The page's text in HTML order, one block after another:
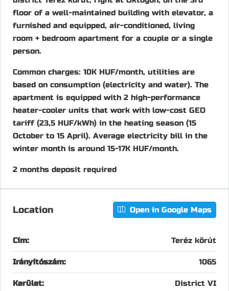
floor of a well-maintained building with elevator, a
furnished and equipped, air-conditioned, living
room + bedroom apartment for a couple or a single
person.
Common charges: 10K HUF/month, utilities are
based on consumption (electricity and water). The
apartment is equipped with 2 high-performance
heater-cooler units that work with low-cost GEO
tariff (23,5 HUF/kWh) in the heating season (15
October to 15 April). Average electricity bill in the
winter month is around 15-17K HUF/month.
2 months deposit required
Location Open in Google Maps
Cím: Teréz körút
Irányítószám: 1065
Kerület: District VI